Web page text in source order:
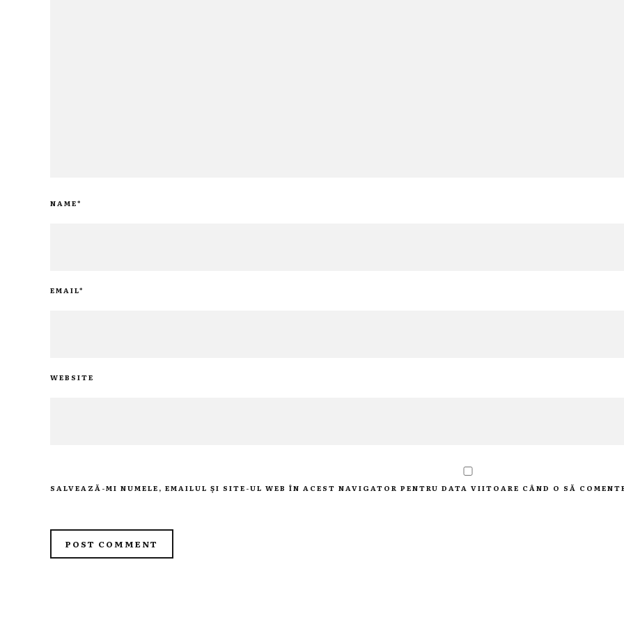
NAME*
EMAIL*
WEBSITE
SALVEAZĂ-MI NUMELE, EMAILUL ȘI SITE-UL WEB ÎN ACEST NAVIGATOR PENTRU DATA VIITOARE CÂND O SĂ